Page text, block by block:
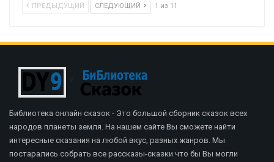
ПРЕДЫДУЩИЙ СЛЕДУЮЩИЙ 1 из 11
Библиотека онлайн сказок - Это большой сборник сказок всех
народов планеты земля. На нашем сайте Вы сможете найти
интересные сказания на любой вкус, разных жанров. Мы
постарались собрать все рассказы-сказки что бы Вы могли